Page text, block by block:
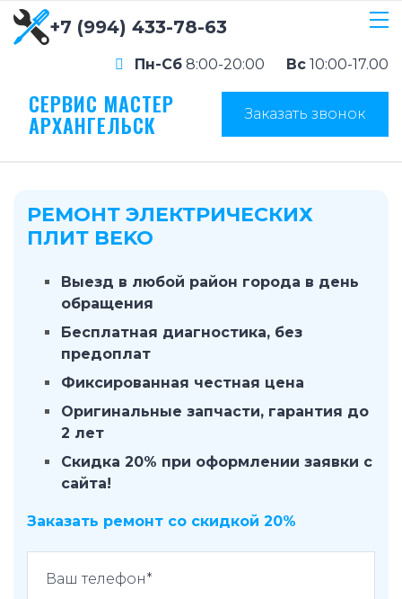
+7 (994) 433-78-63
Пн-Сб 8:00-20:00 Вс 10:00-17.00
СЕРВИС МАСТЕР
АРХАНГЕЛЬСК Заказать звонок
РЕМОНТ ЭЛЕКТРИЧЕСКИХ
ПЛИТ BEKO
Выезд в любой район города в день
обращения
Бесплатная диагностика, без
предоплат
Фиксированная честная цена
Оригинальные запчасти, гарантия до
2 лет
Скидка 20% при оформлении заявки с
сайта!
Заказать ремонт со скидкой 20%